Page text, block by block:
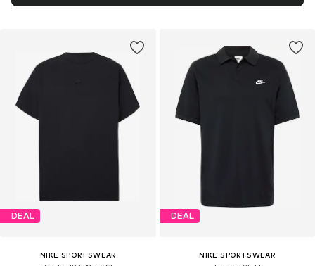
DEAL
NIKE SPORTSWEAR
DEAL
NIKE SPORTSWEAR